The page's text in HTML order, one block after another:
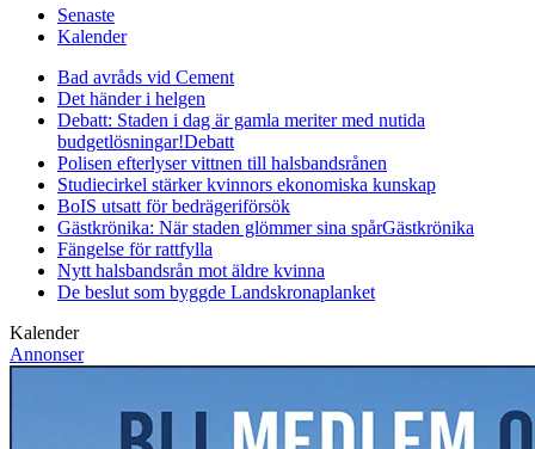
Senaste
Kalender
Bad avråds vid Cement
Det händer i helgen
Debatt: Staden i dag är gamla meriter med nutida
budgetlösningar!Debatt
Polisen efterlyser vittnen till halsbandsrånen
Studiecirkel stärker kvinnors ekonomiska kunskap
BoIS utsatt för bedrägeriförsök
Gästkrönika: När staden glömmer sina spårGästkrönika
Fängelse för rattfylla
Nytt halsbandsrån mot äldre kvinna
De beslut som byggde Landskronaplanket
Kalender
Annonser